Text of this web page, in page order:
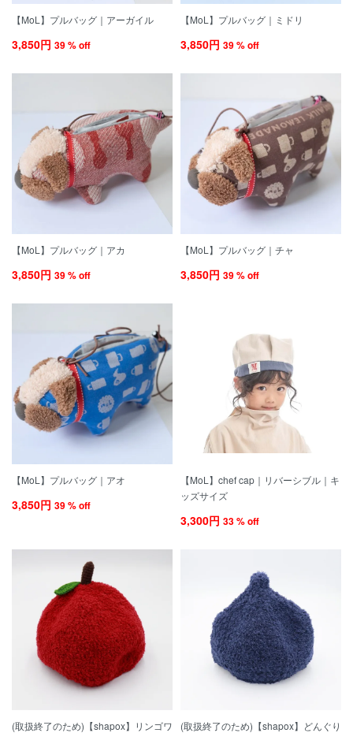
【MoL】プルバッグ｜アーガイル
3,850円 39 % off
【MoL】プルバッグ｜ミドリ
3,850円 39 % off
【MoL】プルバッグ｜アカ
3,850円 39 % off
【MoL】プルバッグ｜チャ
3,850円 39 % off
【MoL】プルバッグ｜アオ
3,850円 39 % off
【MoL】chef cap｜リバーシブル｜キ
ッズサイズ
3,300円 33 % off
(取扱終了のため)【shapox】リンゴワ
(取扱終了のため)【shapox】どんぐり